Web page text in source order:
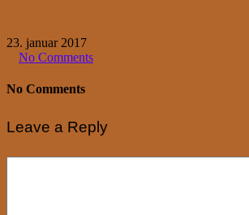
23. januar 2017
No Comments
No Comments
Leave a Reply